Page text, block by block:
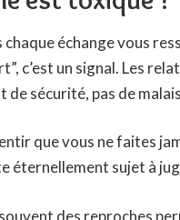
échange vous
c’est un signal. Les
sécurité, pas de
que vous ne faites
éternellement sujet à
des reproches